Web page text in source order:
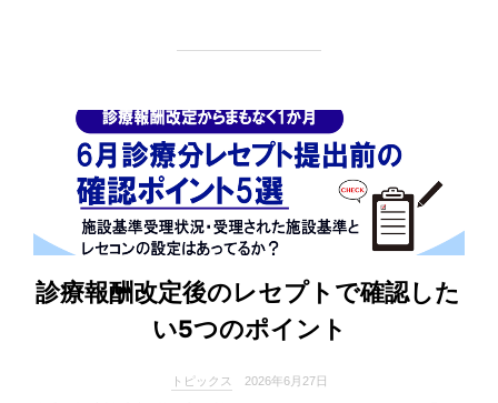
診療報酬改定後のレセプトで確認した
い5つのポイント
トピックス 2026年6月27日